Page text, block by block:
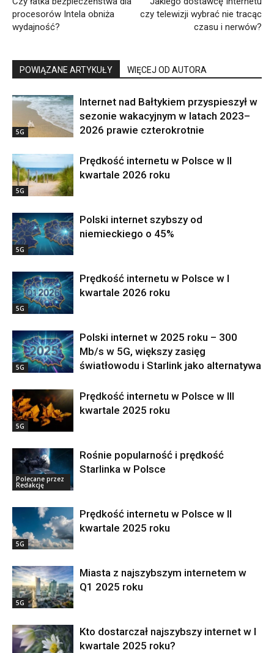
procesorów Intela obniża
wydajność?
czy telewizji wybrać nie tracąc
czasu i nerwów?
POWIĄZANE ARTYKUŁY WIĘCEJ OD AUTORA
5G
Internet nad Bałtykiem przyspieszył w
sezonie wakacyjnym w latach 2023–
2026 prawie czterokrotnie
5G
Prędkość internetu w Polsce w II
kwartale 2026 roku
5G
Polski internet szybszy od
niemieckiego o 45%
5G
Prędkość internetu w Polsce w I
kwartale 2026 roku
5G
Polski internet w 2025 roku – 300
Mb/s w 5G, większy zasięg
światłowodu i Starlink jako alternatywa
5G
Prędkość internetu w Polsce w III
kwartale 2025 roku
Polecane przez
Redakcję
Rośnie popularność i prędkość
Starlinka w Polsce
5G
Prędkość internetu w Polsce w II
kwartale 2025 roku
5G
Miasta z najszybszym internetem w
Q1 2025 roku
Kto dostarczał najszybszy internet w I
kwartale 2025 roku?